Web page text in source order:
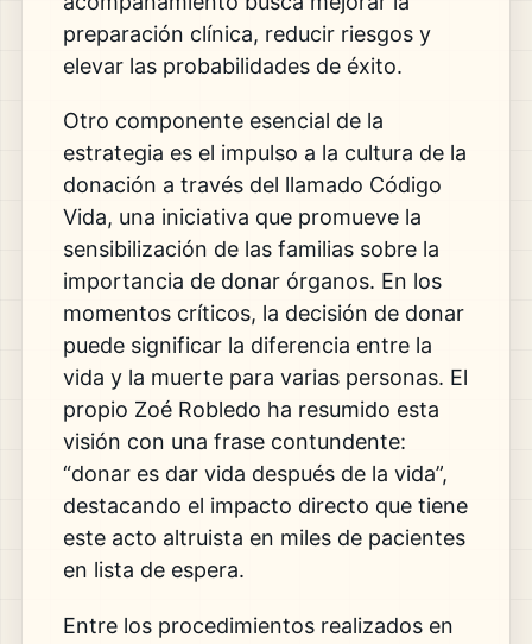
preparación clínica, reducir riesgos y
elevar las probabilidades de éxito.
Otro componente esencial de la
estrategia es el impulso a la cultura de la
donación a través del llamado Código
Vida, una iniciativa que promueve la
sensibilización de las familias sobre la
importancia de donar órganos. En los
momentos críticos, la decisión de donar
puede significar la diferencia entre la
vida y la muerte para varias personas. El
propio Zoé Robledo ha resumido esta
visión con una frase contundente:
“donar es dar vida después de la vida”,
destacando el impacto directo que tiene
este acto altruista en miles de pacientes
en lista de espera.
Entre los procedimientos realizados en